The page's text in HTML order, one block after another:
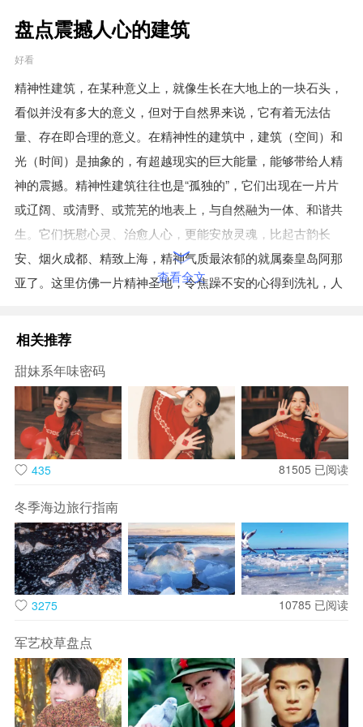
盘点震撼人心的建筑
好看
精神性建筑，在某种意义上，就像生长在大地上的一块石头，
看似并没有多大的意义，但对于自然界来说，它有着无法估
量、存在即合理的意义。在精神性的建筑中，建筑（空间）和
光（时间）是抽象的，有超越现实的巨大能量，能够带给人精
神的震撼。精神性建筑往往也是“孤独的”，它们出现在一片片
或辽阔、或清野、或荒芜的地表上，与自然融为一体、和谐共
生。它们抚慰心灵、治愈人心，更能安放灵魂，比起古韵长
安、烟火成都、精致上海，精神气质最浓郁的就属秦皇岛阿那
亚了。这里仿佛一片精神圣地，令焦躁不安的心得到洗礼，人
下面我们一起来领略阿那亚的建筑人文风光，感知精神的力
一、海边教堂
“岁月变迁，海水褪去，留下来一处空间的构筑，依然凌空悬浮
于沙滩之上。”纯白色的教堂伫立在大海与沙滩之间，仿佛漂浮
在海上一般，设计旨在使来访者能够静下心来，感受自然、感
坡面屋顶的狭长窄缝洒落室内空间，光影在墙面上书写着时间
的印记，人们在这里深度冥想、沉思，引导人们向内心探寻，
获得深邃的精神体验。
二、海边图书馆
佛伫立在沙滩上的长者，包罗万象，任何前来驻足的人都能享
受一段非常静谧的时光。建筑与场地的关系并不像是传统意义
上生长在某个具体的位置上，而是仿佛能随着海浪的拍打而流
动，建筑的空间和海、风、光有着充分的交互，也能带动人的
查看全文
相关推荐
甜妹系年味密码
435 81505 已阅读
冬季海边旅行指南
3275 10785 已阅读
军艺校草盘点